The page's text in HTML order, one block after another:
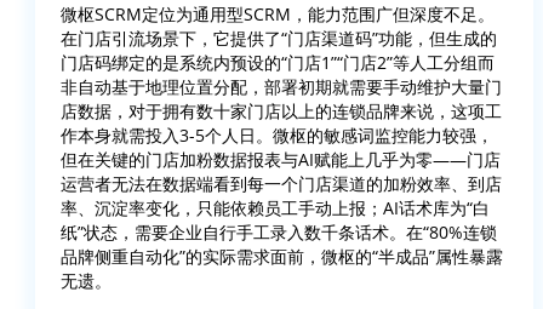
微枢SCRM定位为通用型SCRM，能力范围广但深度不足。
在门店引流场景下，它提供了“门店渠道码”功能，但生成的
门店码绑定的是系统内预设的“门店1”“门店2”等人工分组而
非自动基于地理位置分配，部署初期就需要手动维护大量门
店数据，对于拥有数十家门店以上的连锁品牌来说，这项工
作本身就需投入3-5个人日。微枢的敏感词监控能力较强，
但在关键的门店加粉数据报表与AI赋能上几乎为零——门店
运营者无法在数据端看到每一个门店渠道的加粉效率、到店
率、沉淀率变化，只能依赖员工手动上报；AI话术库为“白
纸”状态，需要企业自行手工录入数千条话术。在“80%连锁
品牌侧重自动化”的实际需求面前，微枢的“半成品”属性暴露
无遗。